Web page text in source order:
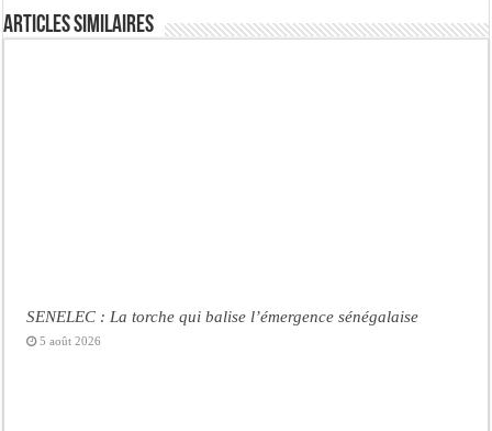
Articles similaires
SENELEC : La torche qui balise l’émergence sénégalaise
5 août 2026